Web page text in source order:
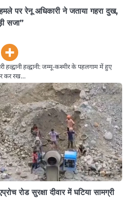
पर रेनू अधिकारी ने जताया गहरा दुख,
सजा”
हल्द्वानी: जम्मू-कश्मीर के पहलगाम में हुए
कर रख…
रोड सुरक्षा दीवार में घटिया सामग्री